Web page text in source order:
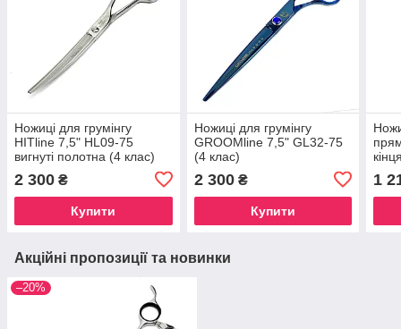
Ножиці для грумінгу
HITline 7,5" HL09-75
вигнуті полотна (4 клас)
2 300 ₴
Купити
Ножиці для грумінгу
GROOMline 7,5" GL32-75
(4 клас)
2 300₴
Купити
1
Акційні пропозиції та новинки
–20%